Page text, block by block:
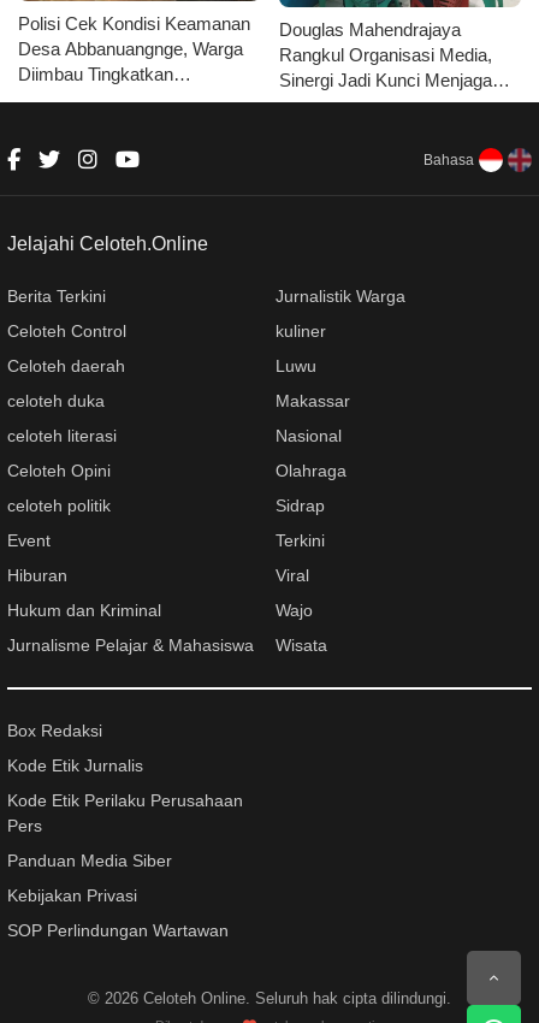
Polisi Cek Kondisi Keamanan
Desa Abbanuangnge, Warga
Diimbau Tingkatkan
Kewaspadaan
Douglas Mahendrajaya
Rangkul Organisasi Media,
Sinergi Jadi Kunci Menjaga
Kondusivitas Wajo
Bahasa
Jelajahi Celoteh.Online
Berita Terkini
Celoteh Control
Celoteh daerah
celoteh duka
celoteh literasi
Celoteh Opini
celoteh politik
Event
Hiburan
Hukum dan Kriminal
Jurnalisme Pelajar & Mahasiswa
Jurnalistik Warga
kuliner
Luwu
Makassar
Nasional
Olahraga
Sidrap
Terkini
Viral
Wajo
Wisata
Box Redaksi
Kode Etik Jurnalis
Kode Etik Perilaku Perusahaan
Pers
Panduan Media Siber
Kebijakan Privasi
SOP Perlindungan Wartawan
© 2026 Celoteh Online . Seluruh hak cipta dilindungi.